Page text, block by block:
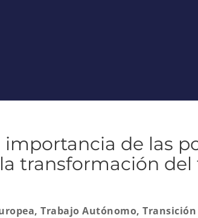
importancia de las
transformación
Trabajo Autónomo,